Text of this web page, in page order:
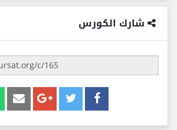
شارك الكورس